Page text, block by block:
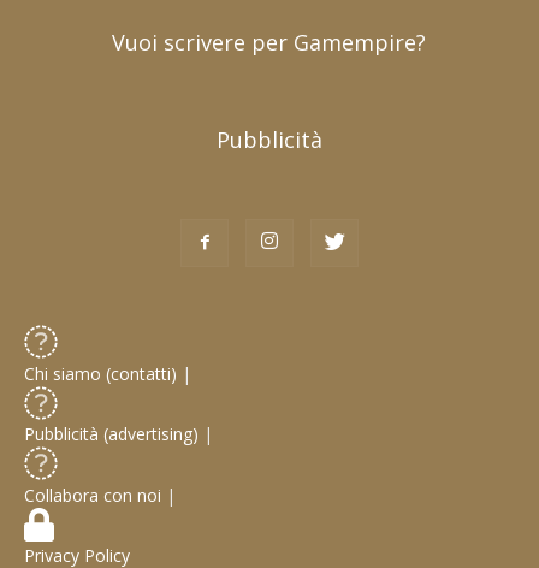
Vuoi scrivere per Gamempire?
Pubblicità
Chi siamo (contatti) |
Pubblicità (advertising) |
Collabora con noi |
Privacy Policy